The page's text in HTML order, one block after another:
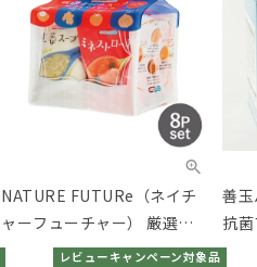
NATURE FUTURe（ネイチ
ャーフューチャー） 厳選素
材のスープバラエティセッ
レビューキャンペーン対象品
善
抗
ー